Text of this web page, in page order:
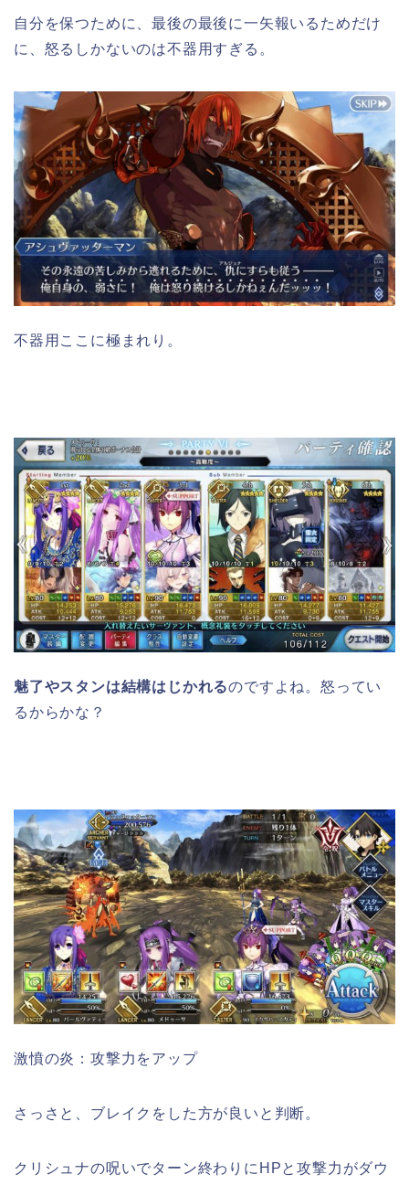
自分を保つために、最後の最後に一矢報いるためだけ
に、怒るしかないのは不器用すぎる。
不器用ここに極まれり。
魅了やスタンは結構はじかれるのですよね。怒ってい
るからかな？
激憤の炎：攻撃力をアップ
さっさと、ブレイクをした方が良いと判断。
クリシュナの呪いでターン終わりにHPと攻撃力がダウ